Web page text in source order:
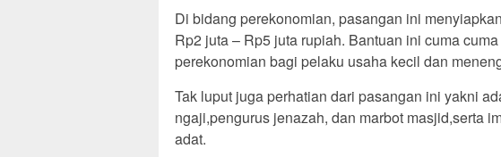
Di bidang perekonomian, pasangan ini
Rp2 juta – Rp5 juta rupiah. Bantuan ini cuma
perekonomian bagi pelaku usaha kecil dan
Tak luput juga perhatian dari pasangan ini yakni
ngaji,pengurus jenazah, dan marbot masjid,serta
adat.